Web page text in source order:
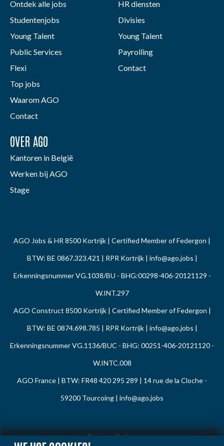
Ontdek alle jobs
Studentenjobs
Young Talent
Public Services
Flexi
Top jobs
Waarom AGO
Contact
HR diensten
Divisies
Young Talent
Payrolling
Contact
OVER AGO
Kantoren in België
Werken bij AGO
Stage
AGO Jobs & HR 8500 Kortrijk | Certified Member of Federgon |
BTW: BE 0867.323.421 | RPR Kortrijk | info@ago.jobs |
Erkenningsnummer VG.1038/BU - BHG:00298-406-20121129 -
W.INT.297
AGO Construct 8500 Kortrijk | Certified Member of Federgon |
BTW: BE 0874.698.785 | RPR Kortrijk | info@ago.jobs |
Erkenningsnummer VG.1136/BUC - BHG: 00251-406-20121120 -
W.INTC.008
AGO France | BTW: FR48 420 295 289 | 14 rue de la Cloche -
59200 Tourcoing | info@ago.jobs
Privacy Policy